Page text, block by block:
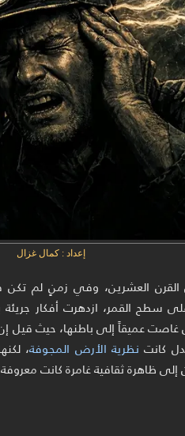
إعداد : كمال غزال
العشرين، وفي زمنٍ لم تكن
سطح القمر، ازدهرت أفكار
عميقاً إلى باطنها، حيث قيل إن
كانت نظرية الأرض المجوفة،
ظاهرة ثقافية غامرة كانت